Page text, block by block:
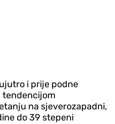
i prije podne
tendencijom
na sjeverozapadni,
do 39 stepeni